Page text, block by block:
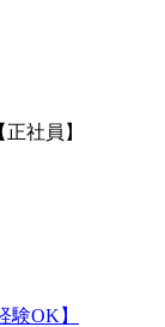
社員】
験OK】